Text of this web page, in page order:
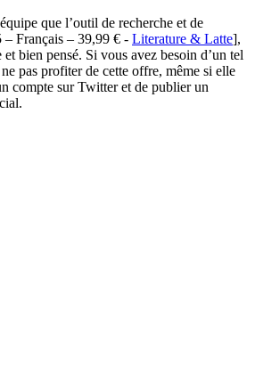
que l’outil de recherche et de
– Français – 39,99 € - Literature & Latte],
bien pensé. Si vous avez besoin d’un tel
pas profiter de cette offre, même si elle
compte sur Twitter et de publier un